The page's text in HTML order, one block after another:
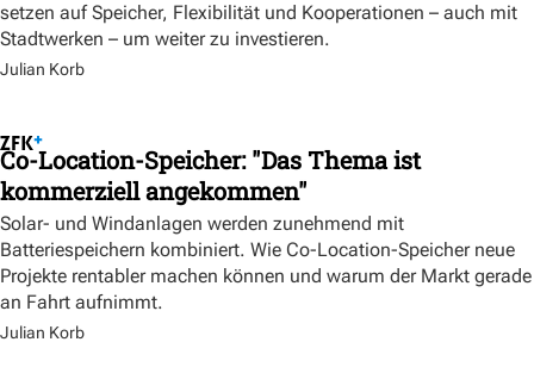
setzen auf Speicher, Flexibilität und Kooperationen – auch mit
Stadtwerken – um weiter zu investieren.
Julian Korb
Co-Location-Speicher: "Das Thema ist
kommerziell angekommen"
Solar- und Windanlagen werden zunehmend mit
Batteriespeichern kombiniert. Wie Co-Location-Speicher neue
Projekte rentabler machen können und warum der Markt gerade
an Fahrt aufnimmt.
Julian Korb